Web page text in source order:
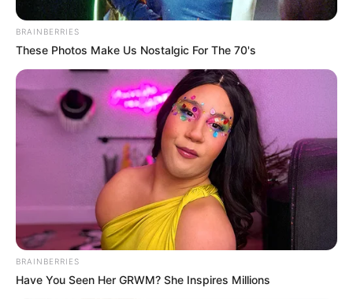
BRAINBERRIES
These Photos Make Us Nostalgic For The 70's
BRAINBERRIES
Have You Seen Her GRWM? She Inspires Millions